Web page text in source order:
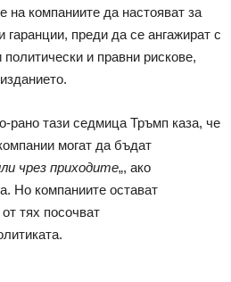
на компаниите да настояват за
преди да се ангажират с
и правни рискове,
рано тази седмица Тръмп каза, че
могат да бъдат
чрез приходите„, ако
Но компаниите остават
тях посочват